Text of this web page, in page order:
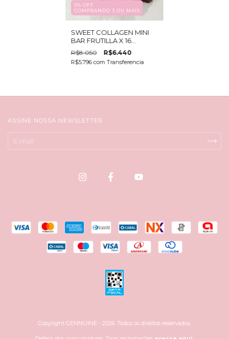
5% OFF
COMPRANDO 3 OU MAIS
SWEET COLLAGEN MINI
BAR FRUTILLA X 16
UNIDADES
R$8.050 R$6.440
R$5.796com Transferencia
ASSINE NOSSA NEWSLETTER
Copyright GENNUINE - 2026. Todos os direitos reservados.